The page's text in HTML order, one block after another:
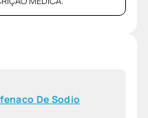
De Sodio